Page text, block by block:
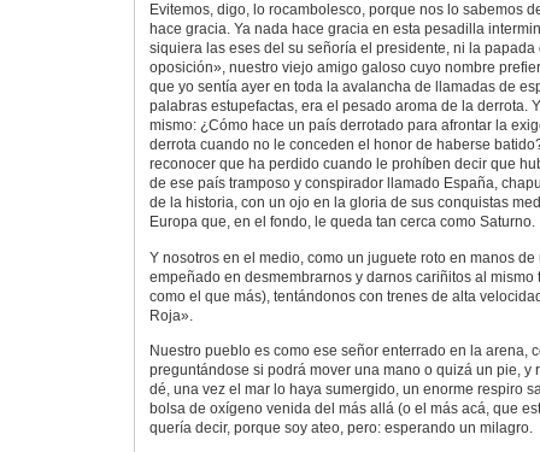
Evitemos, digo, lo rocambolesco, porque nos lo sabemos
hace gracia. Ya nada hace gracia en esta pesadilla
siquiera las eses del su señoría el presidente, ni la
oposición», nuestro viejo amigo galoso cuyo nombre
que yo sentía ayer en toda la avalancha de llamadas de
palabras estupefactas, era el pesado aroma de la derrota.
mismo: ¿Cómo hace un país derrotado para afrontar la
derrota cuando no le conceden el honor de haberse
reconocer que ha perdido cuando le prohíben decir que
de ese país tramposo y conspirador llamado España,
de la historia, con un ojo en la gloria de sus conquistas
Europa que, en el fondo, le queda tan cerca como Saturno.
Y nosotros en el medio, como un juguete roto en manos
empeñado en desmembrarnos y darnos cariñitos al mismo
como el que más), tentándonos con trenes de alta
Roja».
Nuestro pueblo es como ese señor enterrado en la arena,
preguntándose si podrá mover una mano o quizá un pie, y
dé, una vez el mar lo haya sumergido, un enorme respiro
bolsa de oxígeno venida del más allá (o el más acá, que
quería decir, porque soy ateo, pero: esperando un milagro.